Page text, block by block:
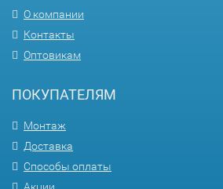
О компании
Контакты
Оптовикам
ПОКУПАТЕЛЯМ
Монтаж
Доставка
Способы оплаты